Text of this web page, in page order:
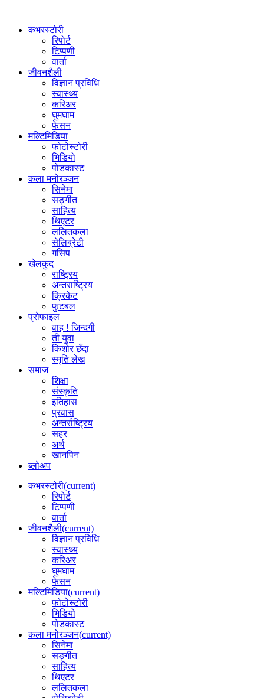
कभरस्टोरी
रिपोर्ट
टिप्पणी
वार्ता
जीवनशैली
विज्ञान प्रविधि
स्वास्थ्य
करिअर
घुमघाम
फेसन
मल्टिमिडिया
फोटोस्टोरी
भिडियो
पोडकास्ट
कला मनोरञ्जन
सिनेमा
सङ्गीत
साहित्य
थिएटर
ललितकला
सेलिब्रेटी
गसिप
खेलकुद
राष्ट्रिय
अन्तराष्ट्रिय
क्रिकेट
फुटबल
प्रोफाइल
वाह ! जिन्दगी
ती युवा
किशोर छँदा
स्मृति लेख
समाज
शिक्षा
संस्कृति
इतिहास
प्रवास
अन्तर्राष्ट्रिय
सहर
अर्थ
खानपिन
ब्लोअप
कभरस्टोरी(current)
रिपोर्ट
टिप्पणी
वार्ता
जीवनशैली(current)
विज्ञान प्रविधि
स्वास्थ्य
करिअर
घुमघाम
फेसन
मल्टिमिडिया(current)
फोटोस्टोरी
भिडियो
पोडकास्ट
कला मनोरञ्जन(current)
सिनेमा
सङ्गीत
साहित्य
थिएटर
ललितकला